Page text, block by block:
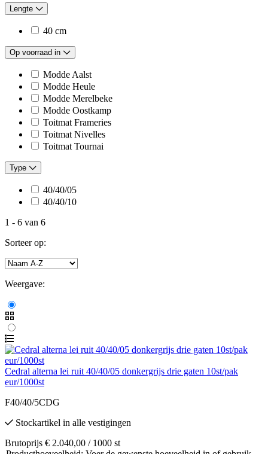
Lengte
40 cm
Op voorraad in
Modde Aalst
Modde Heule
Modde Merelbeke
Modde Oostkamp
Toitmat Frameries
Toitmat Nivelles
Toitmat Tournai
Type
40/40/05
40/40/10
1 - 6 van 6
Sorteer op:
Weergave:
Cedral alterna lei ruit 40/40/05 donkergrijs drie gaten 10st/pak
eur/1000st
F40/40/5CDG
Stockartikel in alle vestigingen
Brutoprijs € 2.040,00 / 1000 st